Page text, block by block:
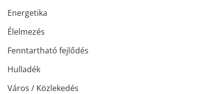
Energetika
Élelmezés
Fenntartható fejlődés
Hulladék
Város / Közlekedés